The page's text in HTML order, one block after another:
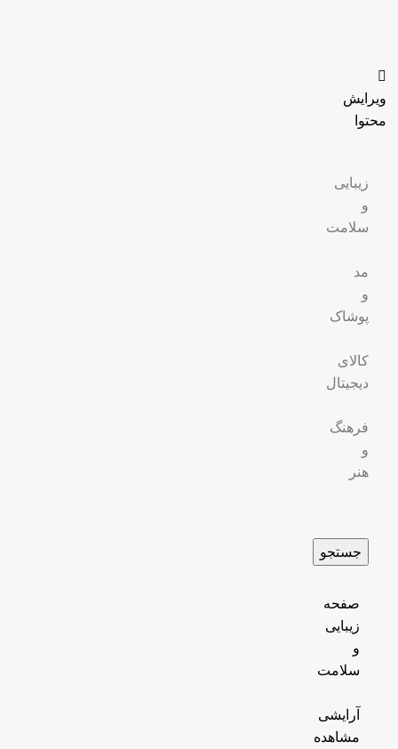
ویرایش
محتوا
زیبایی
و
سلامت
مد
و
پوشاک
کالای
دیجیتال
فرهنگ
و
هنر
جستجو
صفحه
زیبایی
و
سلامت
آرایشی
مشاهده